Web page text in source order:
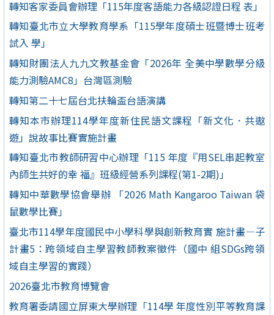
轉知客家委員會辦理「115年度客語能力各級認證日程 表」
轉知臺北市立大學教育學系「115學年度碩士班暨博士班考
試入 學」
轉知財團法人九九文教基金會「2026年 全美中學數學分級
能力測驗AMC8」台灣區測驗
轉知第二十七屆台北扶輪盃台語演講
轉知本市辦理114學年度新住民語文課程「新文化．共遨
遊」說故事比賽實施計畫
轉知臺北市教師研習中心辦理「115 年度『用SEL串起教室
內師生共好的幸 福』班級經營系列課程(第1-2期)」
轉知中華數學協會舉辦 「2026 Math Kangaroo Taiwan 袋
鼠數學比賽」
臺北市114學年度國民中小學科學與創新教育實 施計畫—子
計畫5：跨領域自主學習教師教案徵件（國中 組SDGs跨領
域自主學習的實踐）
2026臺北市教育博覽會
教育署委請國立屏東大學辦理「114學 年度性別平等教育課